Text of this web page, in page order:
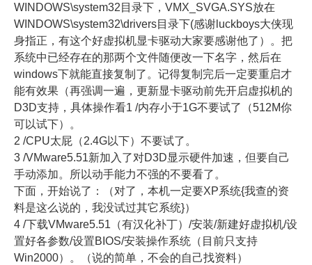
WINDOWS\system32目录下，VMX_SVGA.SYS放在
WINDOWS\system32\drivers目录下(感谢luckboys大侠现
身指正，有这个好虚拟机显卡驱动大家要感谢他了）。把
系统中已经存在的那两个文件随便改一下名字，然后在
windows下就能直接复制了。记得复制完后一定要重启才
能有效果（再强调一遍，更新显卡驱动前先开启虚拟机的
D3D支持，具体操作看1 /内存小于1G不要试了（512M你
可以试下）。
2 /CPU太屁（2.4G以下）不要试了。
3 /VMware5.51新加入了对D3D显示硬件加速，但要自己
手动添加。所以动手能力不强的不要看了。
下面，开始说了：（对了，本机一定要XP系统{我查的资
料是这么说的，我没试过其它系统}）
4 /下载VMware5.51（有汉化补丁）/安装/新建好虚拟机/设
置好各参数/设置BIOS/安装操作系统（目前只支持
Win2000）。（说的简单，不会的自己找资料）